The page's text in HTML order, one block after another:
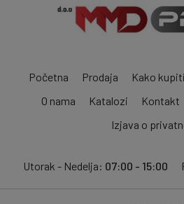
Početna Prodaja Kako kupiti
O nama
Katalozi Kontakt
Izjava o
Utorak - Nedelja: 07:00 - 15:00